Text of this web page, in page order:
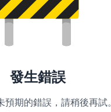
發生錯誤
預期的錯誤，請稍後再試。